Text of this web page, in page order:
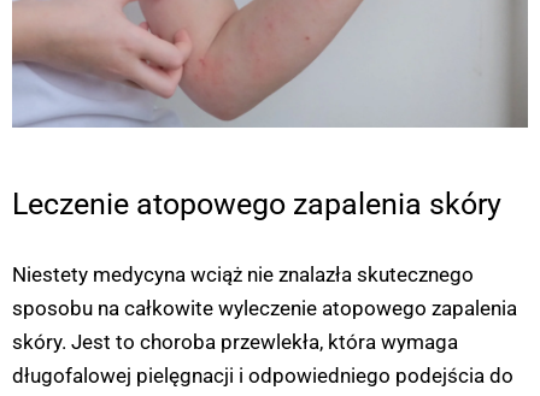
Leczenie atopowego zapalenia skóry
Niestety medycyna wciąż nie znalazła skutecznego
sposobu na całkowite wyleczenie atopowego zapalenia
skóry. Jest to choroba przewlekła, która wymaga
długofalowej pielęgnacji i odpowiedniego podejścia do